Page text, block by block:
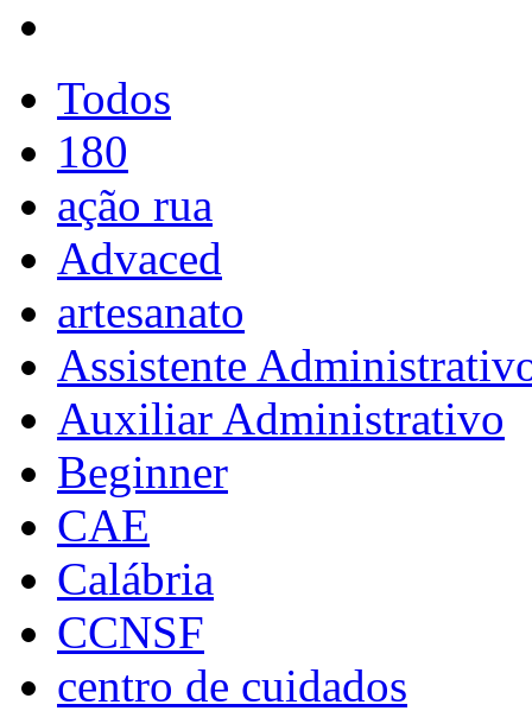
Todos
180
ação rua
Advaced
artesanato
Assistente
Auxiliar Administrativo
Beginner
CAE
Calábria
CCNSF
centro de cuidados